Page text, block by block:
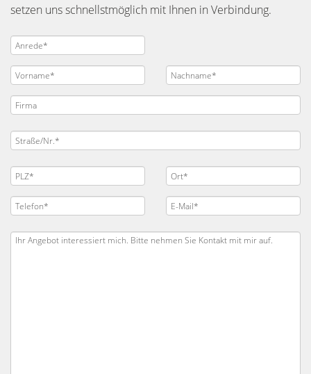
setzen uns schnellstmöglich mit Ihnen in Verbindung.